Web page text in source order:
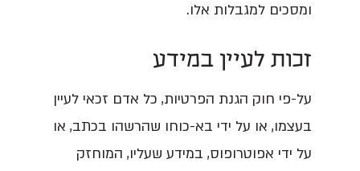
ומסכים למגבלות אלו.
זכות לעיין במידע
על-פי חוק הגנת הפרטיות, כל אדם זכאי לעיין
בעצמו, או על ידי בא-כוחו שהרשהו בכתב, או
על ידי אפוטרופוס, במידע שעליו, המוחזק